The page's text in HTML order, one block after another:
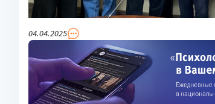
04.04.2025